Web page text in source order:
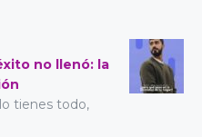
no llenó: la
tienes todo,